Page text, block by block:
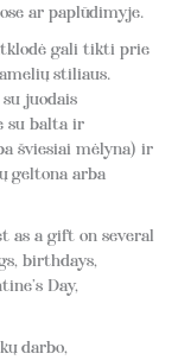
ar paplūdimyje.
gali tikti prie
stiliaus.
juodais
su balta ir
šviesiai mėlyna) ir
geltona arba
as a gift on several
birthdays,
Day,
darbo,